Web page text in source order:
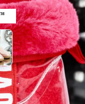
Таблица с размери